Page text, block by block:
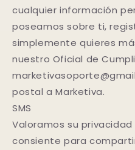
cualquier información
poseamos sobre ti,
simplemente quieres
nuestro Oficial de
postal a Marketiva.
SMS
Valoramos su
consiente para